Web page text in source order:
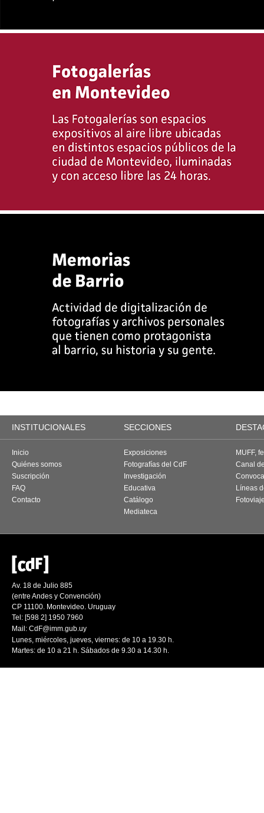
INSTITUCIONALES SECCIONES
Inicio
Quiénes somos
Suscripción
FAQ
Contacto
Exposiciones
Fotografías del CdF
Investigación
Educativa
Catálogo
Mediateca
MUFF,
Canal
Líneas
Av. 18 de Julio 885
(entre Andes y Convención)
CP 11100. Montevideo. Uruguay
Tel: [598 2] 1950 7960
Mail: CdF@imm.gub.uy
Lunes, miércoles, jueves, viernes: de 10 a 19.30 h.
Martes: de 10 a 21 h. Sábados de 9.30 a 14.30 h.